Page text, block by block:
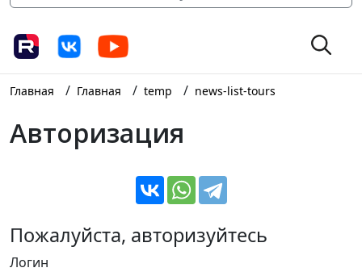
Главная / Главная / temp / news-list-tours
Авторизация
Пожалуйста, авторизуйтесь
Логин